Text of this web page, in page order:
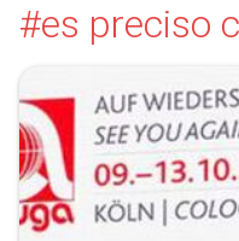
#es preciso